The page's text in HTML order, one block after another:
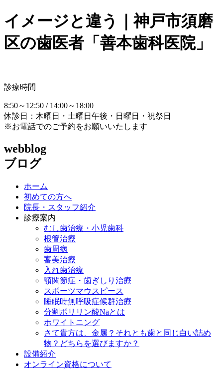
イメージと違う｜神戸市須磨
区の歯医者「善本歯科医院」
診療時間
8:50～12:50 / 14:00～18:00
休診日：木曜日・土曜日午後・日曜日・祝祭日
※お電話でのご予約をお願いいたします
webblog
ブログ
ホーム
初めての方へ
院長・スタッフ紹介
診療案内
むし歯治療・小児歯科
根管治療
歯周病
審美治療
入れ歯治療
顎関節症・歯ぎしり治療
スポーツマウスピース
睡眠時無呼吸症候群治療
分割ポリリン酸Naとは
ホワイトニング
さて貴方は、金属？それとも歯と同じ白い詰め
物？どちらを選びますか？
設備紹介
オンライン資格について